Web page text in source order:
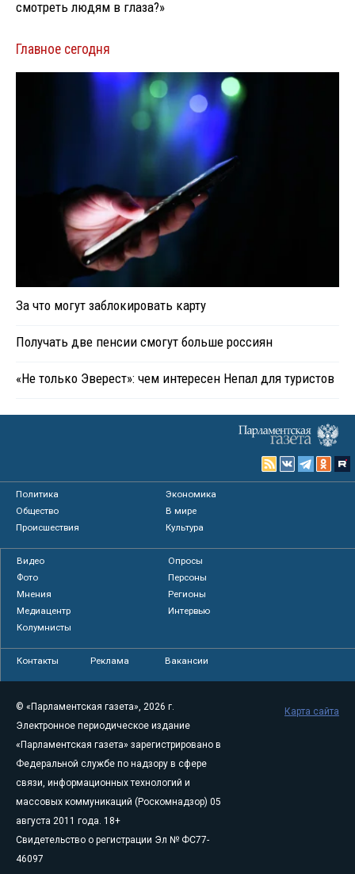
смотреть людям в глаза?»
Главное сегодня
За что могут заблокировать карту
Получать две пенсии смогут больше россиян
«Не только Эверест»: чем интересен Непал для туристов
Политика
Экономика
Общество
В мире
Происшествия
Культура
Видео
Опросы
Фото
Персоны
Мнения
Регионы
Медиацентр
Интервью
Колумнисты
Контакты Реклама Вакансии
© «Парламентская газета», 2026 г.
Электронное периодическое издание
«Парламентская газета» зарегистрировано в
Федеральной службе по надзору в сфере
связи, информационных технологий и
массовых коммуникаций (Роскомнадзор) 05
августа 2011 года. 18+
Свидетельство о регистрации Эл № ФС77-
46097
Карта сайта